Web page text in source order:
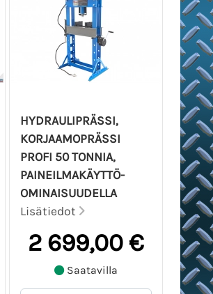
HYDRAULIPRÄSSI,
KORJAAMOPRÄSSI
PROFI 50 TONNIA,
PAINEILMAKÄYTTÖ-
OMINAISUUDELLA
Lisätiedot
2 699,00 €
Saatavilla